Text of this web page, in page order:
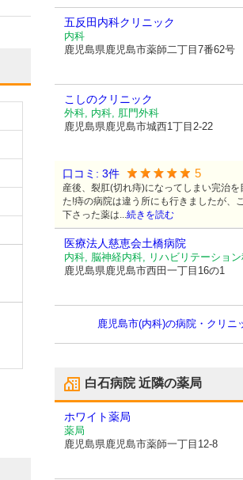
五反田内科クリニック
内科
鹿児島県鹿児島市薬師二丁目7番62号
こしのクリニック
外科, 内科, 肛門外科
鹿児島県鹿児島市城西1丁目2-22
口コミ: 3件 5
産後、裂肛(切れ痔)になってしまい完治を
た!痔の病院は違う所にも行きましたが、
下さった薬は...続きを読む
医療法人慈恵会土橋病院
内科, 脳神経内科, リハビリテーショ
鹿児島県鹿児島市西田一丁目16の1
鹿児島市(内科)の病院・クリニ
白石病院近隣の薬局
ホワイト薬局
薬局
鹿児島県鹿児島市薬師一丁目12-8